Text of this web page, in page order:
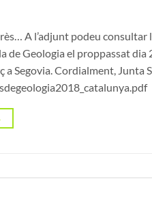
A l’adjunt podeu consultar
de Geologia el proppassat
a Segovia. Cordialment, Junta